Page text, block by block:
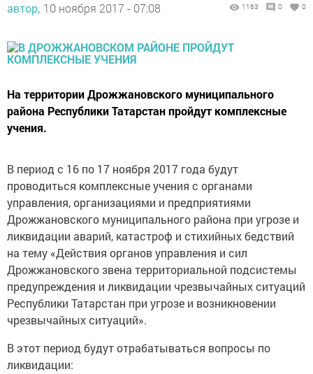
автор, 10 ноября 2017 - 07:08 1163 0 0
На территории Дрожжановского муниципального
района Республики Татарстан пройдут комплексные
учения.
В период с 16 по 17 ноября 2017 года будут
проводиться комплексные учения с органами
управления, организациями и предприятиями
Дрожжановского муниципального района при угрозе и
ликвидации аварий, катастроф и стихийных бедствий
на тему «Действия органов управления и сил
Дрожжановского звена территориальной подсистемы
предупреждения и ликвидации чрезвычайных ситуаций
Республики Татарстан при угрозе и возникновении
чрезвычайных ситуаций».
В этот период будут отрабатываться вопросы по
ликвидации: